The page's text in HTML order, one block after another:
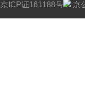
京ICP证161188号 京